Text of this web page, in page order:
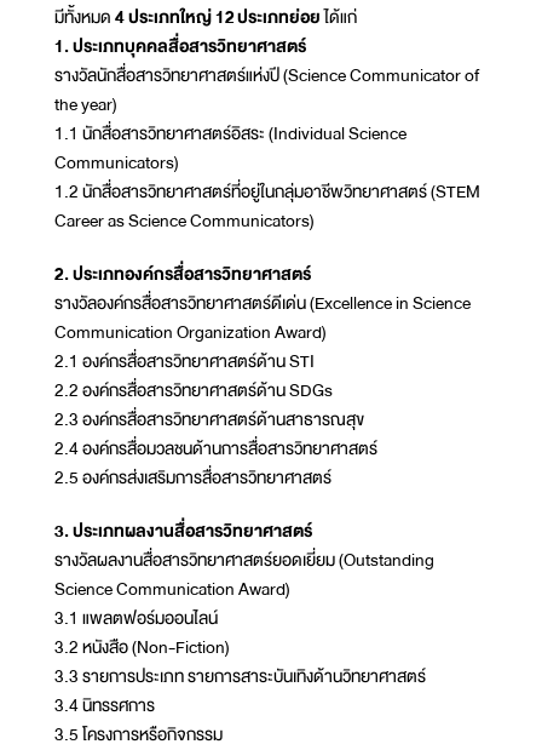
มีทั้งหมด4 ประเภทใหญ่ 12 ประเภทย่อยได้แก่
1. ประเภทบุคคลสื่อสารวิทยาศาสตร์
รางวัลนักสื่อสารวิทยาศาสตร์แห่งปี (Science Communicator of
the year)
1.1 นักสื่อสารวิทยาศาสตร์อิสระ (Individual Science
Communicators)
1.2 นักสื่อสารวิทยาศาสตร์ที่อยู่ในกลุ่มอาชีพวิทยาศาสตร์ (STEM
Career as Science Communicators)
2. ประเภทองค์กรสื่อสารวิทยาศาสตร์
รางวัลองค์กรสื่อสารวิทยาศาสตร์ดีเด่น (Excellence in Science
Communication Organization Award)
2.1 องค์กรสื่อสารวิทยาศาสตร์ด้าน STI
2.2 องค์กรสื่อสารวิทยาศาสตร์ด้าน SDGs
2.3 องค์กรสื่อสารวิทยาศาสตร์ด้านสาธารณสุข
2.4 องค์กรสื่อมวลชนด้านการสื่อสารวิทยาศาสตร์
2.5 องค์กรส่งเสริมการสื่อสารวิทยาศาสตร์
3. ประเภทผลงานสื่อสารวิทยาศาสตร์
รางวัลผลงานสื่อสารวิทยาศาสตร์ยอดเยี่ยม (Outstanding
Science Communication Award)
3.1 แพลตฟอร์มออนไลน์
3.2 หนังสือ (Non-Fiction)
3.3 รายการประเภท รายการสาระบันเทิงด้านวิทยาศาสตร์
3.4 นิทรรศการ
3.5 โครงการหรือกิจกรรม